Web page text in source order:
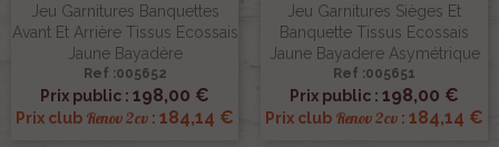
Jeu Garnitures Banquettes
Avant Et Arrière Tissus Ecossais
Jaune Bayadère
Ref :005652
Prix public : 198,00 €
Prix club Renov 2cv : 184,14 €
Jeu Garnitures Sièges Et
Banquette Tissus Ecossais
Jaune Bayadere Asymétrique
Ref :005651
Prix public : 198,00 €
Prix club Renov 2cv : 184,14 €